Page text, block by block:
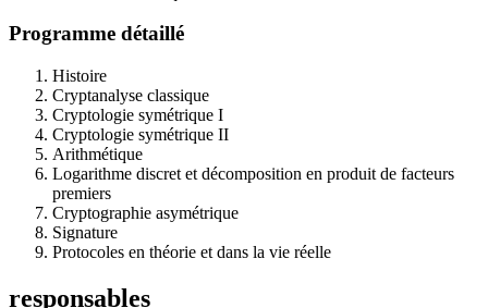
Programme détaillé
Histoire
Cryptanalyse classique
Cryptologie symétrique I
Cryptologie symétrique II
Arithmétique
Logarithme discret et décomposition en produit de facteurs
premiers
Cryptographie asymétrique
Signature
Protocoles en théorie et dans la vie réelle
responsables